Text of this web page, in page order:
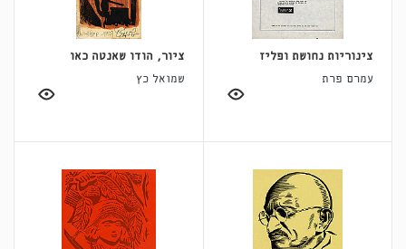
צינוריות נחושת ופליז
עמרם פרת
ציור, הודו שאנטה כאו
שמואל כץ